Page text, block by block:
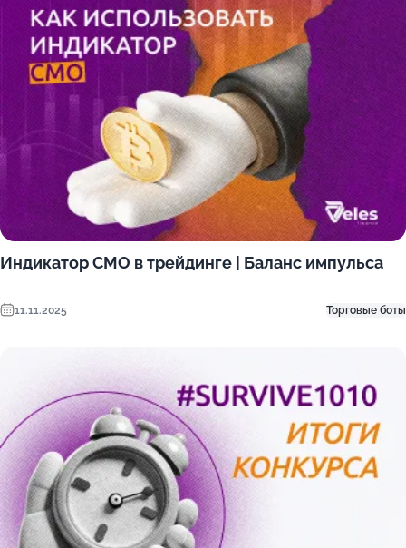
Индикатор CMO в трейдинге | Баланс импульса
11.11.2025 Торговые боты